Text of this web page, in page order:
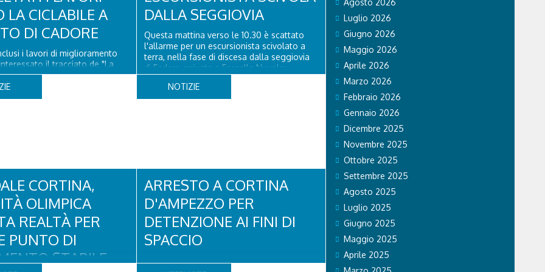
LA CICLABILE A
DI CADORE
i lavori di miglioramento
il tracciato de "La
Dolomiti" a San Vito di
il rifacimento della nuova
in asfalto, il ripristino della
DALLA SEGGIOVIA
Questa mattina verso le 10.30 è scattato
l'allarme per un escursionista scivolato a
terra, nella fase di discesa dalla seggiovia
di Fedare arrivata a Forcella Nuvolau.
sanitario e tecnico di elisoccorso di Falco 2
hanno raggiunto il 74enne di Teolo...
CORTINA,
OLIMPICA
REALTÀ PER
PUNTO DI
STABILE
NOTIZIE
ARRESTO A CORTINA
D'AMPEZZO PER
DETENZIONE AI FINI DI
SPACCIO
Agosto 2026
Luglio 2026
Giugno 2026
Maggio 2026
Aprile 2026
Marzo 2026
Febbraio 2026
Gennaio 2026
Dicembre 2025
Novembre 2025
Ottobre 2025
Settembre 2025
Agosto 2025
Luglio 2025
Giugno 2025
Maggio 2025
Aprile 2025